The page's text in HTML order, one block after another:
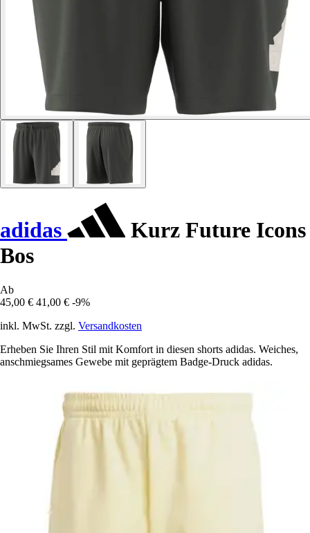
adidas
Kurz Future Icons
Bos
Ab
45,00 € 41,00 € -9%
inkl. MwSt. zzgl. Versandkosten
Erheben Sie Ihren Stil mit Komfort in diesen shorts adidas. Weiches,
anschmiegsames Gewebe mit geprägtem Badge-Druck adidas.